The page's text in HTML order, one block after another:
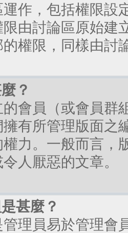
作，包括權限設
由討論區原始建
權限，同樣由討
？
會員（或會員群
有所管理版面之
力。一般而言，
人厭惡的文章。
甚麼？
理員易於管理會